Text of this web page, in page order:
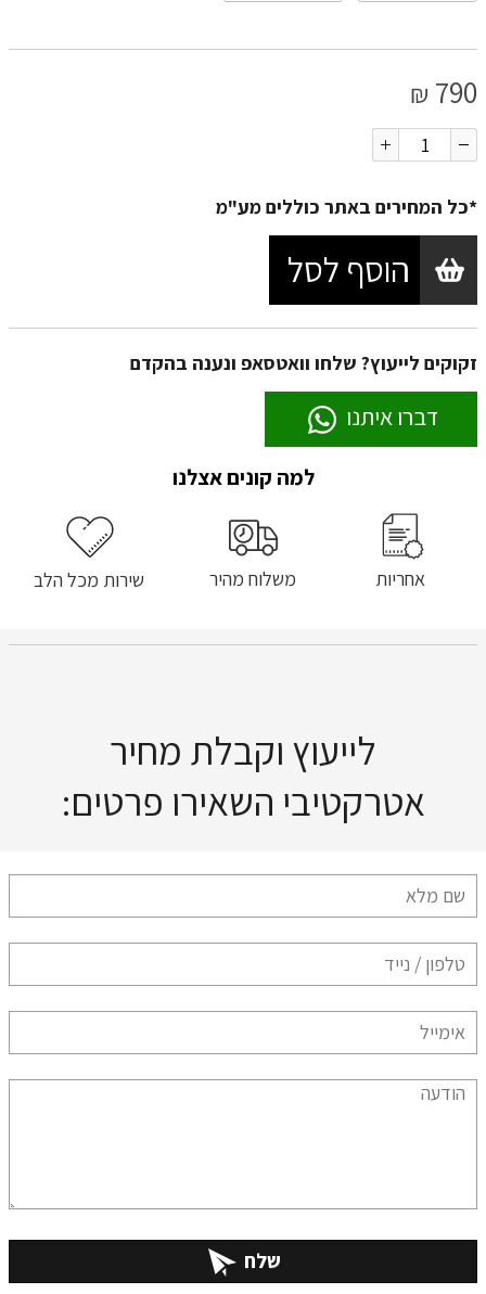
790
₪
*כל המחירים באתר כוללים מע"מ
הוסף לסל
זקוקים לייעוץ? שלחו וואטסאפ ונענה בהקדם
דברו איתנו
למה קונים אצלנו
אחריות משלוח מהיר שירות מכל הלב
לייעוץ וקבלת מחיר
אטרקטיבי השאירו פרטים:
שלח